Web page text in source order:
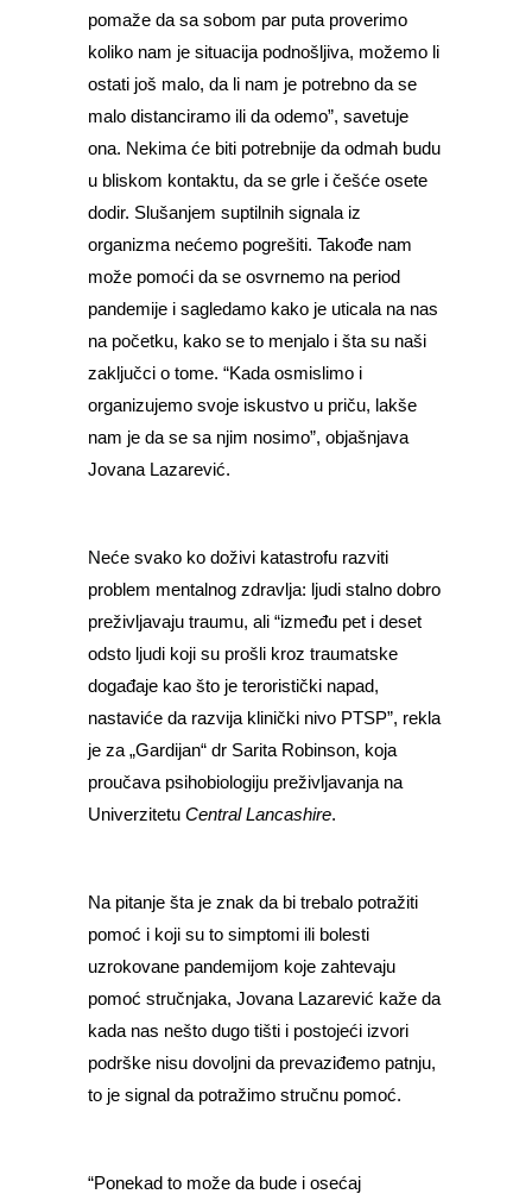
pomaže da sa sobom par puta proverimo
koliko nam je situacija podnošljiva, možemo li
ostati još malo, da li nam je potrebno da se
malo distanciramo ili da odemo”, savetuje
ona. Nekima će biti potrebnije da odmah budu
u bliskom kontaktu, da se grle i češće osete
dodir. Slušanjem suptilnih signala iz
organizma nećemo pogrešiti. Takođe nam
može pomoći da se osvrnemo na period
pandemije i sagledamo kako je uticala na nas
na početku, kako se to menjalo i šta su naši
zaključci o tome. “Kada osmislimo i
organizujemo svoje iskustvo u priču, lakše
nam je da se sa njim nosimo”, objašnjava
Jovana Lazarević.
Neće svako ko doživi katastrofu razviti
problem mentalnog zdravlja: ljudi stalno dobro
preživljavaju traumu, ali “između pet i deset
odsto ljudi koji su prošli kroz traumatske
događaje kao što je teroristički napad,
nastaviće da razvija klinički nivo PTSP”, rekla
je za „Gardijan“ dr Sarita Robinson, koja
proučava psihobiologiju preživljavanja na
Univerzitetu Central Lancashire.
Na pitanje šta je znak da bi trebalo potražiti
pomoć i koji su to simptomi ili bolesti
uzrokovane pandemijom koje zahtevaju
pomoć stručnjaka, Jovana Lazarević kaže da
kada nas nešto dugo tišti i postojeći izvori
podrške nisu dovoljni da prevaziđemo patnju,
to je signal da potražimo stručnu pomoć.
“Ponekad to može da bude i osećaj